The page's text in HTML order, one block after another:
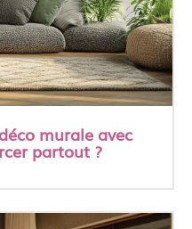
murale avec
partout ?